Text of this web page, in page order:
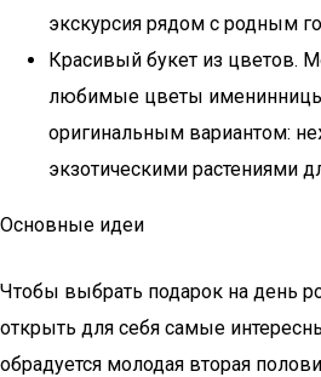
экскурсия рядом с родным
Красивый букет из цветов.
любимые цветы именинницы
оригинальным вариантом:
экзотическими растениями
Основные идеи
Чтобы выбрать подарок на день
открыть для себя самые
обрадуется молодая вторая